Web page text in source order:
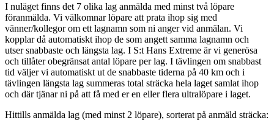
I nuläget finns det 7 olika lag anmälda med minst två löpare
föranmälda. Vi välkomnar löpare att prata ihop sig med
vänner/kollegor om ett lagnamn som ni anger vid anmälan. Vi
kopplar då automatiskt ihop de som angett samma lagnamn och
utser snabbaste och längsta lag. I S:t Hans Extreme är vi generösa
och tillåter obegränsat antal löpare per lag. I tävlingen om snabbast
tid väljer vi automatiskt ut de snabbaste tiderna på 40 km och i
tävlingen längsta lag summeras total sträcka hela laget samlat ihop
och där tjänar ni på att få med er en eller flera ultralöpare i laget.
Hittills anmälda lag (med minst 2 löpare), sorterat på anmäld sträcka: